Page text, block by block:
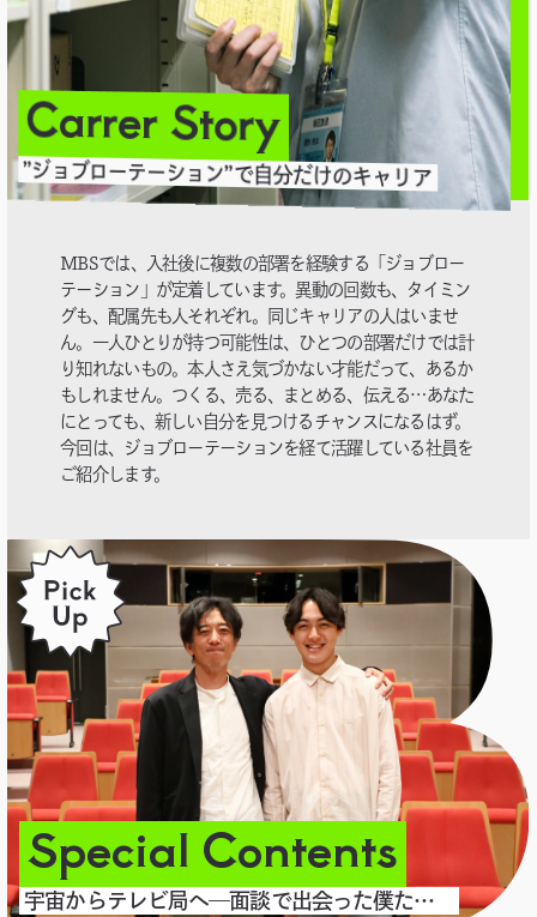
Carrer Story
”ジョブローテーション”で自分だけのキャリア
MBSでは、入社後に複数の部署を経験する「ジョブロー
テーション」が定着しています。異動の回数も、タイミン
グも、配属先も人それぞれ。同じキャリアの人はいませ
ん。一人ひとりが持つ可能性は、ひとつの部署だけでは計
り知れないもの。本人さえ気づかない才能だって、あるか
もしれません。つくる、売る、まとめる、伝える…あなた
にとっても、新しい自分を見つけるチャンスになるはず。
今回は、ジョブローテーションを経て活躍している社員を
ご紹介します。
Special Contents
宇宙からテレビ局へ―面談で出会った僕たちが上司と部下になるまで